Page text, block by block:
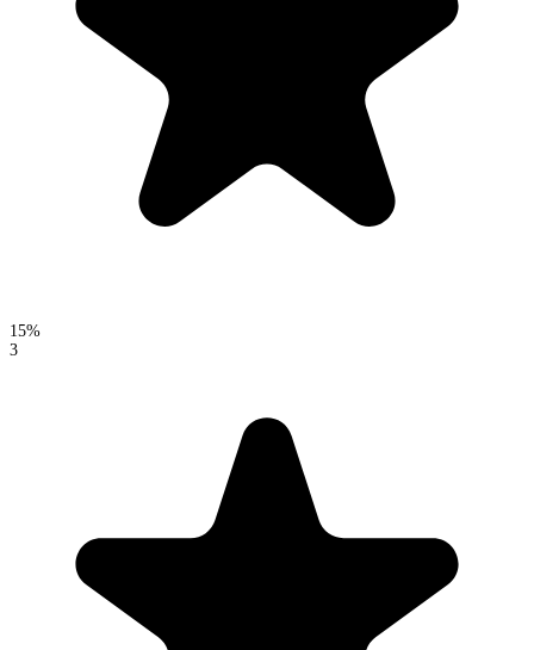
15%
3